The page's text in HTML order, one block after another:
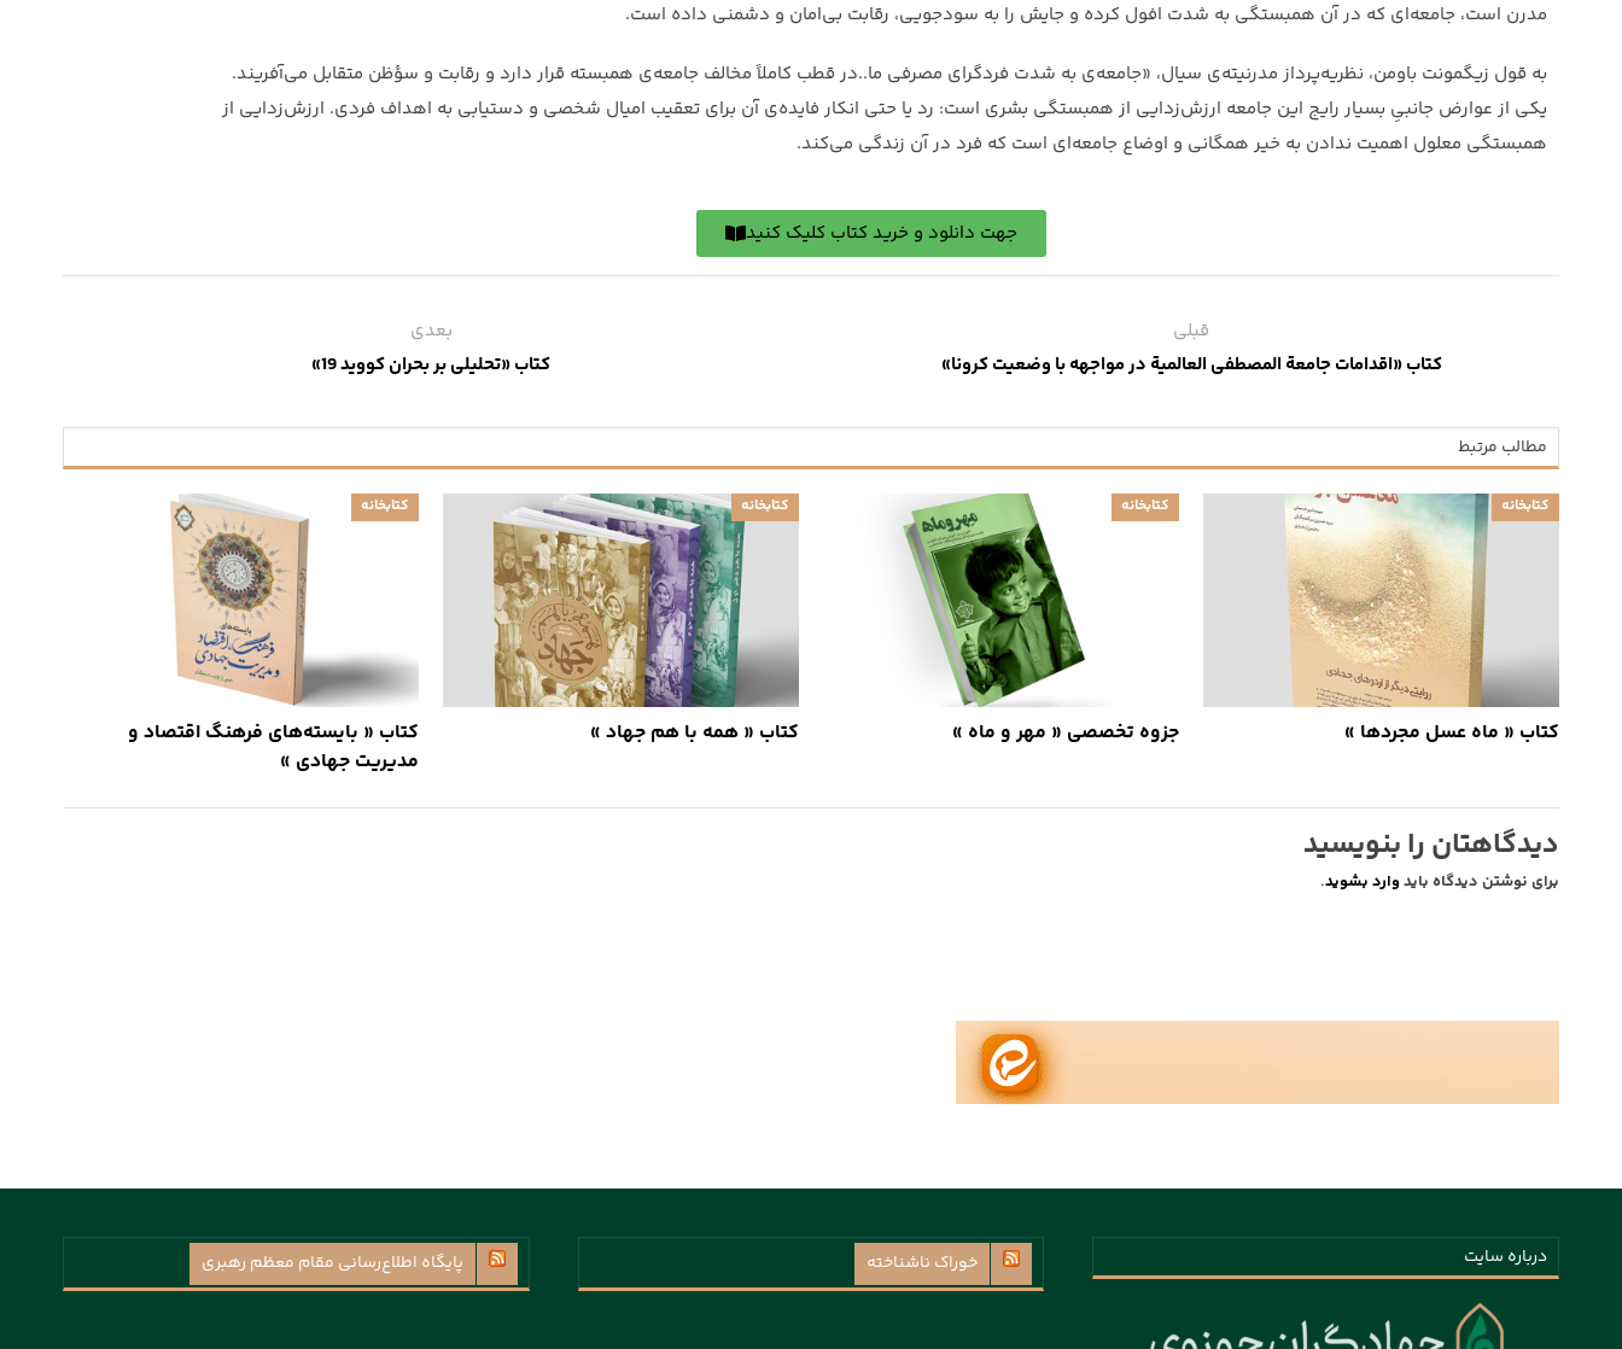
مدرن است، جامعه‌ای که در آن همبستگی به شدت افول کرده و جایش را به سودجویی، رقابت بی‌امان و دشمنی داده است.
به قول زیگمونت باومن، نظریه‌پرداز مدرنیته‌ی سیال، «جامعه‌ی به شدت فردگرای مصرفی ما..در قطب کاملاً مخالف جامعه‌ی همبسته قرار دارد و رقابت و سؤظن متقابل می‌آفریند.
یکی از عوارض جانبیِ بسیار رایج این جامعه ارزش‌زدایی از همبستگی بشری است: رد یا حتی انکار فایده‌ی آن برای تعقیب امیال شخصی و دستیابی به اهداف فردی. ارزش‌زدایی از
همبستگی معلول اهمیت ندادن به خیر همگانی و اوضاع جامعه‌ای است که فرد در آن زندگی می‌کند.
جهت دانلود و خرید کتاب کلیک کنید
قبلی
کتاب «اقدامات جامعة المصطفی العالمیة در مواجهه با وضعیت کرونا»
بعدی
کتاب «تحلیلی بر بحران کووید 19»
مطالب مرتبط
کتابخانه
کتاب « ماه عسل مجردها »
کتابخانه
جزوه تخصصی « مهر و ماه »
کتابخانه
کتاب « همه با هم جهاد »
کتابخانه
کتاب « بایسته‌های فرهنگ اقتصاد و
مدیریت جهادی »
دیدگاهتان را بنویسید
برای نوشتن دیدگاه باید وارد بشوید.
درباره سایت خوراک ناشناخته پايگاه اطلاع‌رسانی مقام معظم رهبری